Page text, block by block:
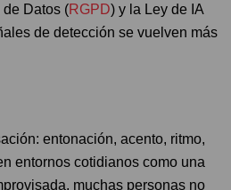
Datos (RGPD) y la Ley de IA
de detección se vuelven más
entonación, acento, ritmo,
entornos cotidianos como una
muchas personas no